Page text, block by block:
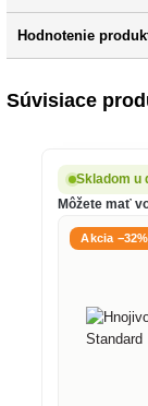
Hodnotenie
Súvisiace
Skladom u
Môžete mať
Akcia −32%